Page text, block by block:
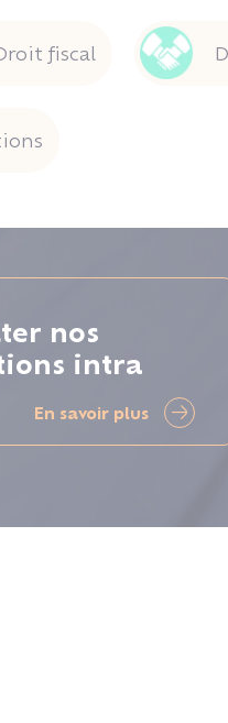
fiscal
nos
intra
En savoir plus